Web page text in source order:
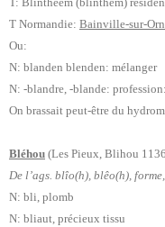
T Normandie: Bainville-sur-
Ou:
N: blanden blenden: mélanger
N: -blandre, -blande:
On brassait peut-être du
Bléhou (Les Pieux, Blihou
De l’ags. blîo(h), blêo(h),
N: bli, plomb
N: bliaut, précieux tissu